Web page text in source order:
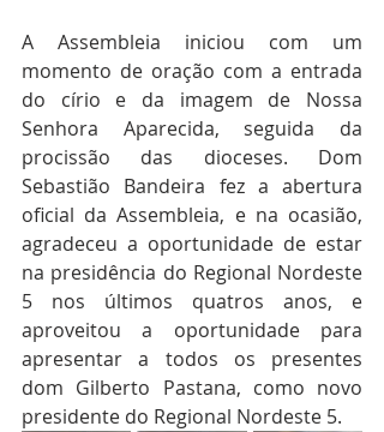
A Assembleia iniciou com um
momento de oração com a entrada
do círio e da imagem de Nossa
Senhora Aparecida, seguida da
procissão das dioceses. Dom
Sebastião Bandeira fez a abertura
oficial da Assembleia, e na ocasião,
agradeceu a oportunidade de estar
na presidência do Regional Nordeste
5 nos últimos quatros anos, e
aproveitou a oportunidade para
apresentar a todos os presentes
dom Gilberto Pastana, como novo
presidente do Regional Nordeste 5.